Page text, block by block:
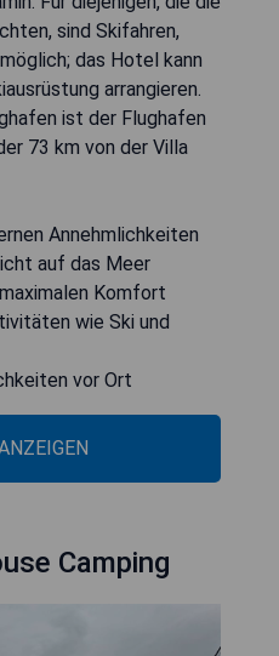
sind Skifahren,
das Hotel kann
arrangieren.
ist der Flughafen
73 km von der Villa
Annehmlichkeiten
auf das Meer
Komfort
wie Ski und
vor Ort
Camping